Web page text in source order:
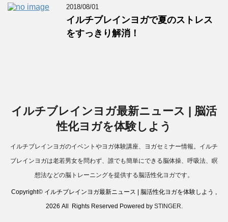
2018/08/01
イルチブレインヨガで夏のストレス
をすっきり解消！
イルチブレインヨガ最新ニュース | 脳活
性化ヨガを体験しよう
イルチブレインヨガのイベントやヨガ体験講座、ヨガセミナー情報。イルチ
ブレインヨガは老若男女を問わず、誰でも簡単にできる脳体操、呼吸法、瞑
想法などの脳トレーニングを提供する脳活性化ヨガです。
Copyright© イルチブレインヨガ最新ニュース | 脳活性化ヨガを体験しよう ,
2026 All Rights Reserved Powered by STINGER